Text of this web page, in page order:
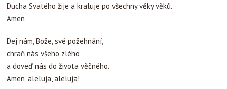
Ducha Svatého žije a kraluje po všechny věky věků.
Amen
Dej nám, Bože, své požehnání,
chraň nás všeho zlého
a doveď nás do života věčného.
Amen, aleluja, aleluja!